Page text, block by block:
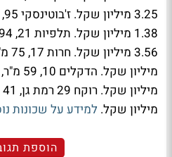
מיליון שקל. למידע על שכונות
הוספת